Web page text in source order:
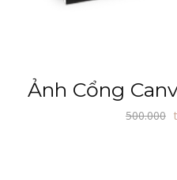
Ảnh Cổng
500.000